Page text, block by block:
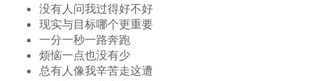
没有人问我过得好不好
现实与目标哪个更重要
一分一秒一路奔跑
烦恼一点也没有少
总有人像我辛苦走这遭